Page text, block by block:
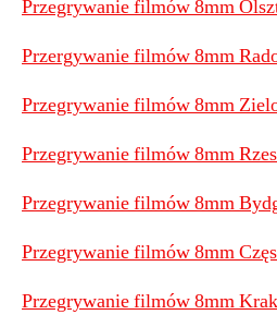
Przegrywanie filmów 8mm
Przergywanie filmów 8mm
Przegrywanie filmów 8mm
Przegrywanie filmów 8mm
Przegrywanie filmów 8mm
Przegrywanie filmów 8mm
Przegrywanie filmów 8mm